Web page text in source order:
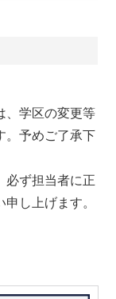
、学区の変更等
。予めご了承下
必ず担当者に正
し上げます。